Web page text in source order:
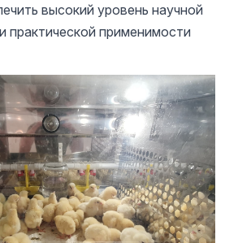
высокий уровень научной
практической применимости